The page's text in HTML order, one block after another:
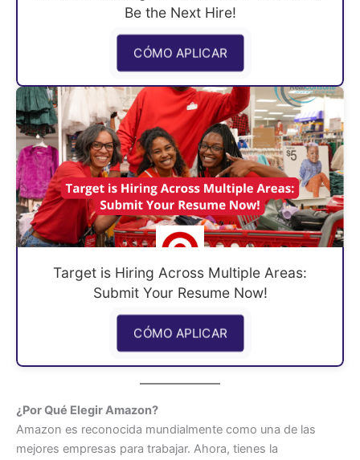
Be the Next Hire!
CÓMO APLICAR
Target is Hiring Across Multiple Areas:
Submit Your Resume Now!
CÓMO APLICAR
¿Por Qué Elegir Amazon?
Amazon es reconocida mundialmente como una de las
mejores empresas para trabajar. Ahora, tienes la